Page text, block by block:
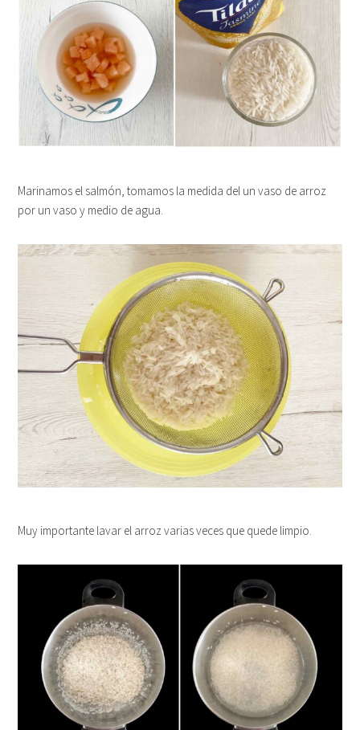
Marinamos el salmón, tomamos la medida del un vaso de arroz
por un vaso y medio de agua.
Muy importante lavar el arroz varias veces que quede limpio.